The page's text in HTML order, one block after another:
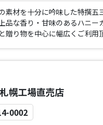
素材を十分に吟味した特撰五
品な香り・甘味のあるハニー
贈り物を中心に幅広くご利用
幌工場直売店
0002